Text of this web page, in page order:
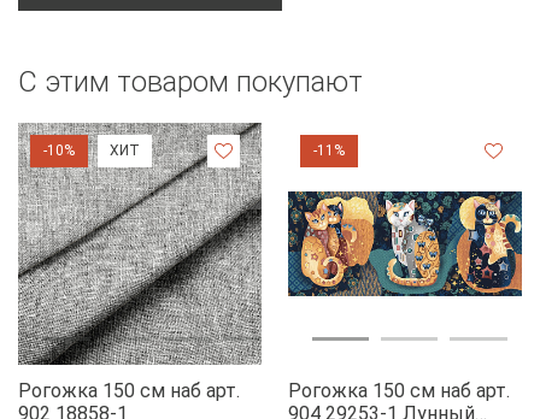
С этим товаром покупают
-10% ХИТ
Рогожка 150 см наб арт.
902 18858-1
-11%
Рогожка 150 см наб арт.
904 29253-1 Лунный